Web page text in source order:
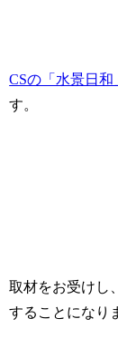
CSの「水景日和
す。
取材をお受けし
することになり